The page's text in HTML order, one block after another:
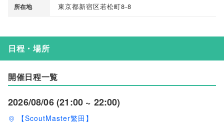
所在地 東京都新宿区若松町8-8
日程・場所
開催日程一覧
2026/08/06 (21:00 ~ 22:00)
【ScoutMaster繁田】